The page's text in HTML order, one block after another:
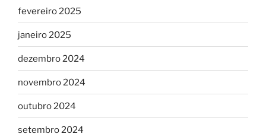
fevereiro 2025
janeiro 2025
dezembro 2024
novembro 2024
outubro 2024
setembro 2024